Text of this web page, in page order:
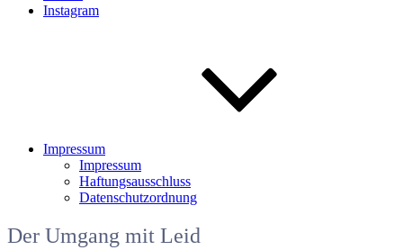
Instagram
Impressum
Impressum
Haftungsausschluss
Datenschutzordnung
Der Umgang mit Leid